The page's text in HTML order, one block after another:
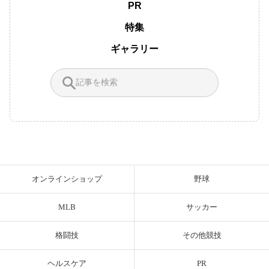
PR
特集
ギャラリー
オンラインショップ 野球
MLB サッカー
格闘技 その他競技
ヘルスケア PR